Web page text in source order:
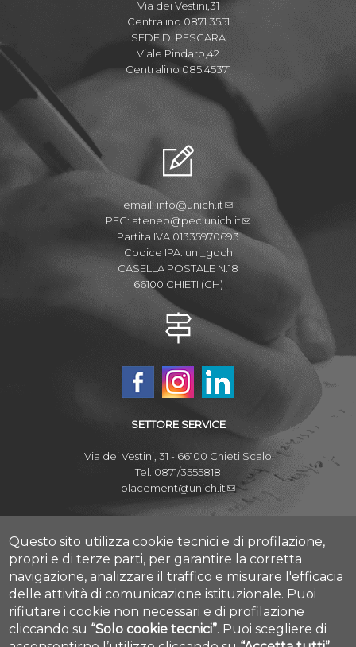
Via dei Vestini,31
Centralino 0871.3551
SEDE DI PESCARA
Viale Pindaro,42
Centralino 085.45371
email: info@unich.it
PEC: ateneo@pec.unich.it
Partita IVA 01335970693
Codice IPA: uni_gdch
CASELLA POSTALE N.18
66100 CHIETI (CH)
SETTORE SERVICE
Via dei Vestini, 31 - 66100 Chieti Scalo
Tel. 0871/3555818
placement@unich.it
Mappa Campus Chieti
Mappa Campus Pescara
Amministrazione Trasparente
Privacy
Questo sito utilizza cookie tecnici e di profilazione,
propri e di terze parti, per garantire la corretta
navigazione, analizzare il traffico e misurare l'efficacia
delle attività di comunicazione istituzionale. Puoi
rifiutare i cookie non necessari e di profilazione
cliccando su “Solo cookie tecnici”. Puoi scegliere di